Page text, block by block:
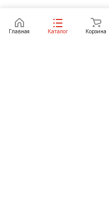
Главная Каталог Корзина